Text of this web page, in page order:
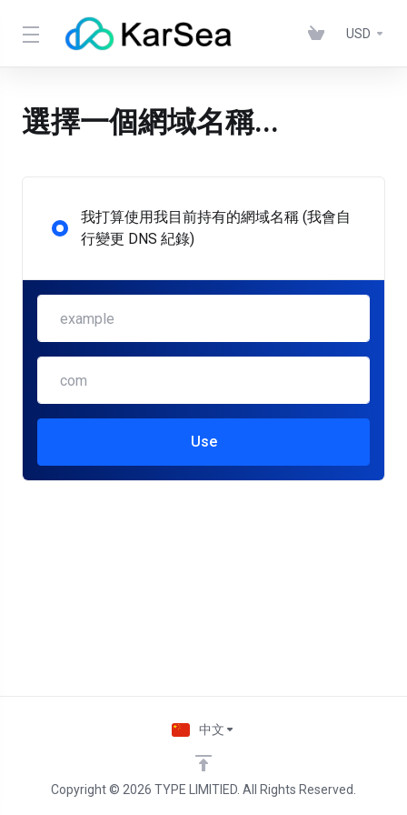
USD
選擇一個網域名稱...
我打算使用我目前持有的網域名稱 (我會自
行變更 DNS 紀錄)
Use
Copyright © 2026 TYPE LIMITIED. All Rights Reserved.
中文